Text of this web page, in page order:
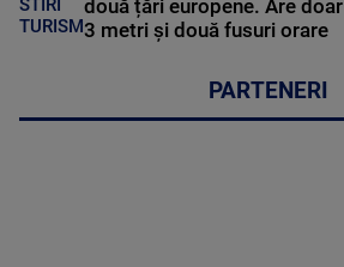
TURISM
două țări europene. Are doar
3 metri și două fusuri orare
PARTENERI